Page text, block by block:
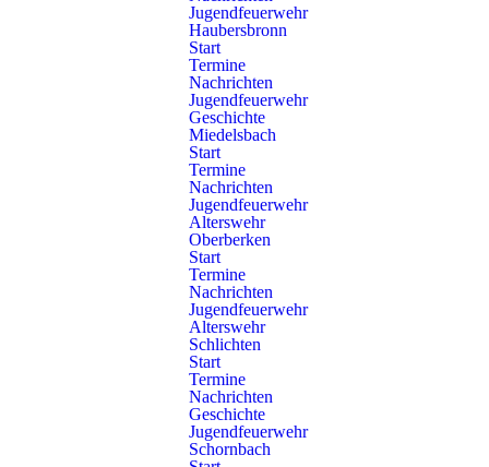
Jugendfeuerwehr
Haubersbronn
Start
Termine
Nachrichten
Jugendfeuerwehr
Geschichte
Miedelsbach
Start
Termine
Nachrichten
Jugendfeuerwehr
Alterswehr
Oberberken
Start
Termine
Nachrichten
Jugendfeuerwehr
Alterswehr
Schlichten
Start
Termine
Nachrichten
Geschichte
Jugendfeuerwehr
Schornbach
Kommandowagen – KdoW
Florian Schorndorf 1/10
Einsatzleitwagen – ELW 1
Florian Schorndorf 1/11
Mannschaftstransportwagen – MTW
Florian Schorndorf 1/19-1
Mannschaftstransportwagen – MTW
Florian Schorndorf 1/19-2